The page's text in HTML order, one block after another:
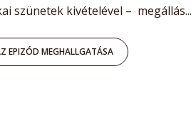
szünetek kivételével – megállás...
EPIZÓD MEGHALLGATÁSA